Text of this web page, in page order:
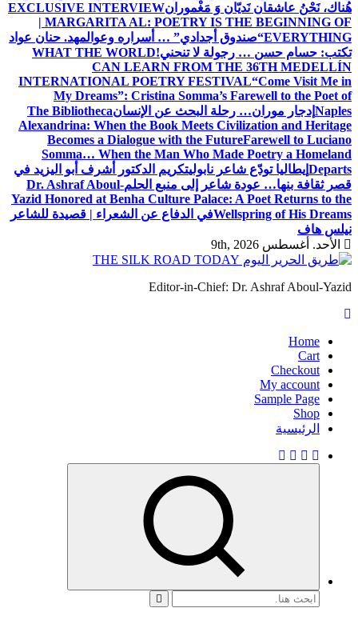
هُناك، نَحْنُ عاشقان نَديّان وَ مَغْمورانEXCLUSIVE INTERVIEW
| MARGARITA AL: POETRY IS THE BEGINNING OF
EVERYTHING“صندوق أجدادي” … أسراره وعوالمهد. حنان عواد
تكتب: حسام حسن … رجولة لا تنحني!WHAT THE WORLD
CAN LEARN FROM THE 36TH MEDELLÍN
INTERNATIONAL POETRY FESTIVAL“Come Visit Me in
My Dreams”: Cristina Somma’s Farewell to the Poet of
Naples إدجار موران… رحلة البحث عن الإنسانThe Bibliotheca
Alexandrina: When the Book Meets Civilization and Heritage
Becomes a Dialogue with the FutureFarewell to Luciano
Somma… When the Man Who Made Poetry a Homeland
Departs إيطاليا تودّع شاعر نابوليتكريم الدكتور أشرف أبو اليزيد في
قصر ثقافة بنها… عودة شاعر إلى منبع الحلمDr. Ashraf Aboul-
Yazid Honored at Benha Culture Palace: A Poet Returns to the
Wellspring of His Dreamsفي الدفاع عن الشعراء | قصيدة للشاعر
نيلس هاف
الأحد. أغسطس 9th, 2026
Editor-in-Chief: Dr. Ashraf Aboul-Yazid
Home
Cart
Checkout
My account
Sample Page
Shop
الرئيسية
البحث